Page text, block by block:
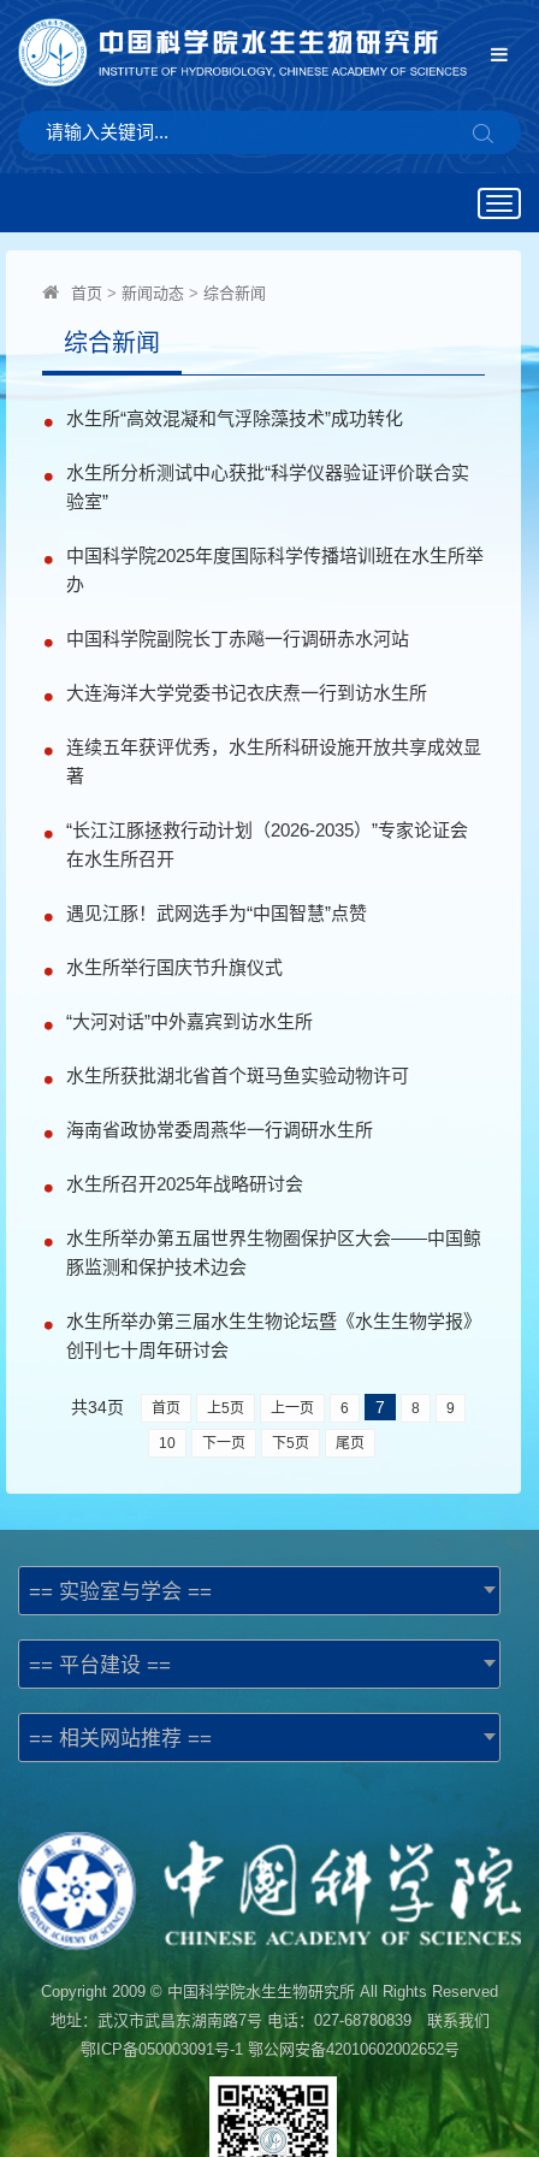
首页 > 新闻动态 > 综合新闻
综合新闻
水生所“高效混凝和气浮除藻技术”成功转化
水生所分析测试中心获批“科学仪器验证评价联合实
验室”
中国科学院2025年度国际科学传播培训班在水生所举
办
中国科学院副院长丁赤飚一行调研赤水河站
大连海洋大学党委书记衣庆焘一行到访水生所
连续五年获评优秀，水生所科研设施开放共享成效显
著
“长江江豚拯救行动计划（2026-2035）”专家论证会
在水生所召开
遇见江豚！武网选手为“中国智慧”点赞
水生所举行国庆节升旗仪式
“大河对话”中外嘉宾到访水生所
水生所获批湖北省首个斑马鱼实验动物许可
海南省政协常委周燕华一行调研水生所
水生所召开2025年战略研讨会
水生所举办第五届世界生物圈保护区大会——中国鲸
豚监测和保护技术边会
水生所举办第三届水生生物论坛暨《水生生物学报》
创刊七十周年研讨会
共34页 首页 上5页 上一页 6 7 8 9
10 下一页 下5页 尾页
== 实验室与学会 ==
== 平台建设 ==
== 相关网站推荐 ==
Copyright 2009 © 中国科学院水生生物研究所 All Rights Reserved
地址：武汉市武昌东湖南路7号 电话：027-68780839 联系我们
鄂ICP备050003091号-1鄂公网安备42010602002652号